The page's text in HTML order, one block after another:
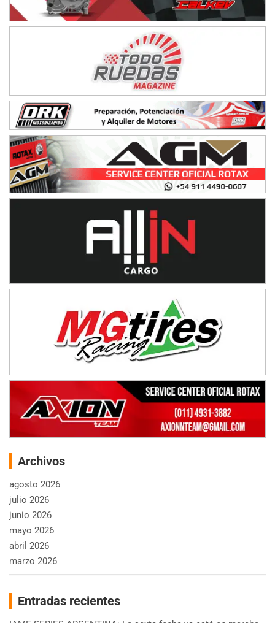
Archivos
agosto 2026
julio 2026
junio 2026
mayo 2026
abril 2026
marzo 2026
Entradas recientes